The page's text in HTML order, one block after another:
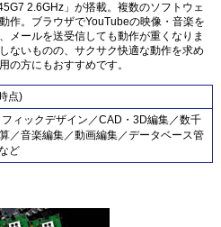
2.6GHz」が搭載。複数のソフトウェ
作。ブラウザでYouTubeの映像・音楽を
メールを送受信しても動作が重くなりま
ないものの、サクサク快適な動作を求め
の方にもおすすめです。
点)
ィックデザイン／CAD・3D編集／数千
／音楽編集／動画編集／データベース管
ど